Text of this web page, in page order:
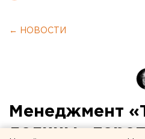
← НОВОСТИ
Менеджмент
долины»